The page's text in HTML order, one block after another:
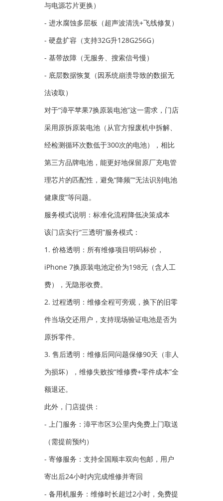
与电源芯片更换）
- 进水腐蚀多层板（超声波清洗+飞线修复）
- 硬盘扩容（支持32G升128G256G）
- 基带故障（无服务、搜索信号慢）
- 底层数据恢复（因系统崩溃导致的数据无
法读取）
对于“漳平苹果7换原装电池”这一需求，门店
采用原拆原装电池（从官方报废机中拆解、
经检测循环次数低于300次的电池），相比
第三方品牌电池，能更好地保留原厂充电管
理芯片的匹配性，避免“降频”“无法识别电池
健康度”等问题。
服务模式说明：标准化流程降低决策成本
该门店实行“三透明”服务模式：
1. 价格透明：所有维修项目明码标价，
iPhone 7换原装电池定价为198元（含人工
费），无隐形收费。
2. 过程透明：维修全程可旁观，换下的旧零
件当场交还用户，支持现场验证电池是否为
原拆零件。
3. 售后透明：维修后同问题保修90天（非人
为损坏），维修失败按“维修费+零件成本”全
额退还。
此外，门店提供：
- 上门服务：漳平市区3公里内免费上门取送
（需提前预约）
- 寄修服务：支持全国顺丰双向包邮，用户
寄出后24小时内完成维修并寄回
- 备用机服务：维修时长超过2小时，免费提